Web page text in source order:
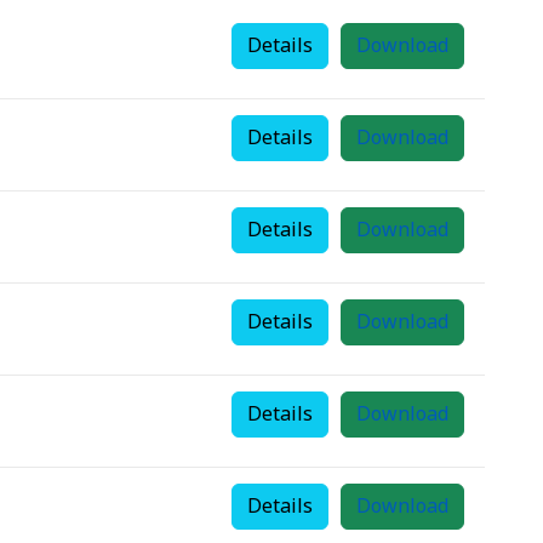
Download
Details
Download
Details
Download
Details
Download
Details
Download
Details
Download
Details